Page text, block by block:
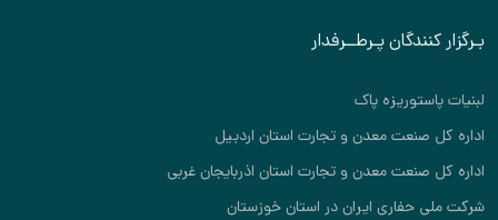
بـرگزار کنندگان پـرطــرفدار
لبنیات پاستوریزه پاک
اداره کل صنعت معدن و تجارت استان اردبیل
اداره کل صنعت معدن و تجارت استان اذربایجان غربی
شرکت ملی حفاری ایران در استان خوزستان